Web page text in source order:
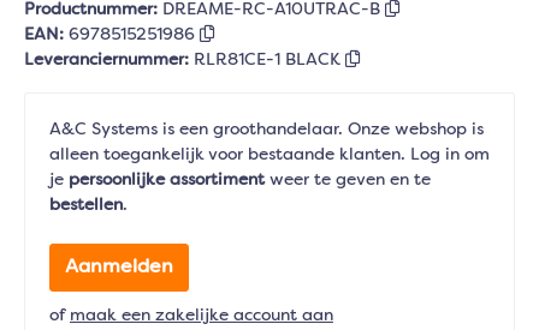
Productnummer: DREAME-RC-A10UTRAC-B
EAN: 6978515251986
Leveranciernummer: RLR81CE-1 BLACK
A&C Systems is een groothandelaar. Onze webshop is
alleen toegankelijk voor bestaande klanten. Log in om
je persoonlijke assortimentweer te geven en te
bestellen.
Aanmelden
of maak een zakelijke account aan